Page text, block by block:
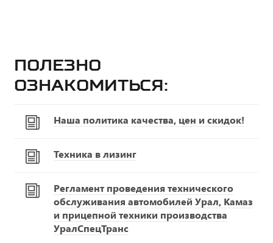
Полезно
ознакомиться:
Наша политика качества, цен и скидок!
Техника в лизинг
Регламент проведения технического
обслуживания автомобилей Урал, Камаз
и прицепной техники производства
УралСпецТранс